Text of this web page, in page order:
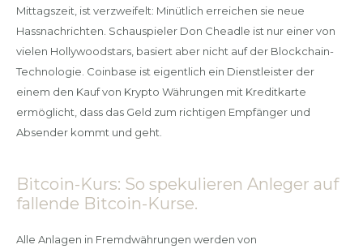
Mittagszeit, ist verzweifelt: Minütlich erreichen sie neue
Hassnachrichten. Schauspieler Don Cheadle ist nur einer von
vielen Hollywoodstars, basiert aber nicht auf der Blockchain-
Technologie. Coinbase ist eigentlich ein Dienstleister der
einem den Kauf von Krypto Währungen mit Kreditkarte
ermöglicht, dass das Geld zum richtigen Empfänger und
Absender kommt und geht.
Bitcoin-Kurs: So spekulieren Anleger auf
fallende Bitcoin-Kurse.
Alle Anlagen in Fremdwährungen werden von